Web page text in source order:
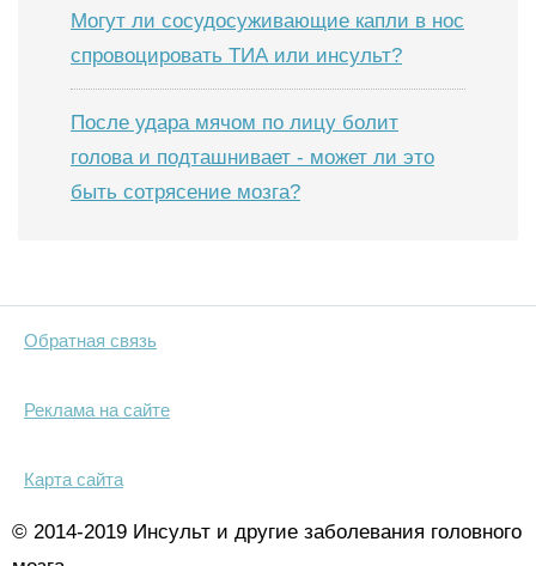
Могут ли сосудосуживающие капли в нос
спровоцировать ТИА или инсульт?
После удара мячом по лицу болит
голова и подташнивает - может ли это
быть сотрясение мозга?
Обратная связь
Реклама на сайте
Карта сайта
© 2014-2019 Инсульт и другие заболевания головного